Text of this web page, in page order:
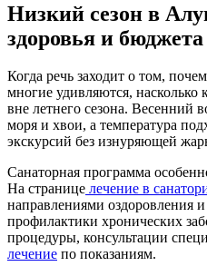
Низкий сезон в
здоровья и бюджета
Когда речь заходит о том,
многие удивляются,
вне летнего сезона. Весенний
моря и хвои, а температура
экскурсий без изнуряющей
Санаторная программа
На странице лечение в
направлениями оздоровления
профилактики хронических
процедуры, консультации
лечение по показаниям.